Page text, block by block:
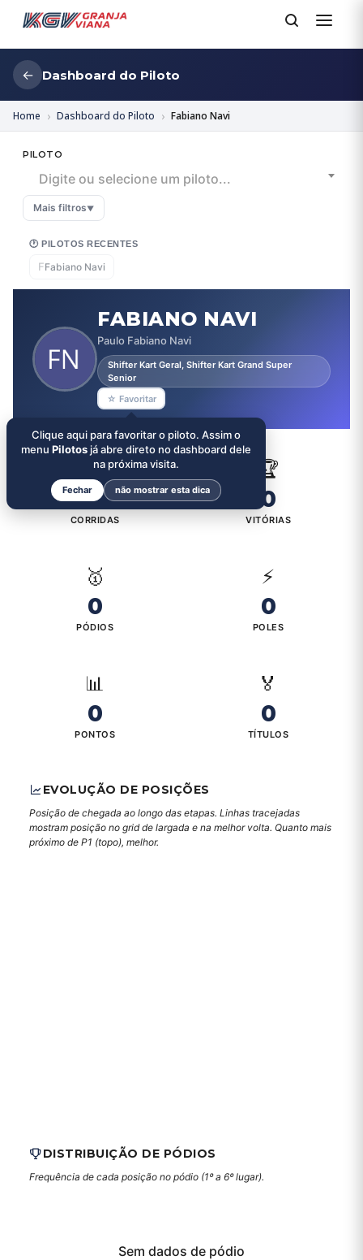
← Dashboard do Piloto
Home Dashboard do Piloto Fabiano Navi
PILOTO
Digite ou selecione um piloto...
Mais filtros▼
🕐 PILOTOS RECENTES
FFabiano Navi
FABIANO NAVI
Paulo Fabiano Navi
Shifter Kart Geral, Shifter Kart Grand Super
Senior
☆ Favoritar
🏁
0
CORRIDAS
🏆
0
VITÓRIAS
🥇
0
PÓDIOS
⚡
0
POLES
📊
0
PONTOS
🏅
0
TÍTULOS
EVOLUÇÃO DE POSIÇÕES
Posição de chegada ao longo das etapas. Linhas tracejadas
mostram posição no grid de largada e na melhor volta. Quanto mais
próximo de P1 (topo), melhor.
DISTRIBUIÇÃO DE PÓDIOS
Frequência de cada posição no pódio (1º a 6º lugar).
Sem dados de pódio
Clique aqui para favoritar o piloto. Assim o
menu Pilotos já abre direto no dashboard dele
na próxima visita.
Fechar não mostrar esta dica